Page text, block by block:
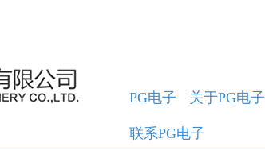
PG电子 关于PG电子
联系PG电子